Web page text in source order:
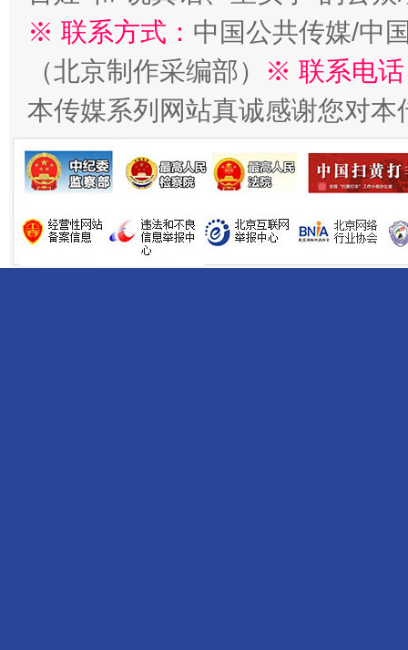
魏明亮
※ 联系方式： 中国公共传媒/中
（北京制作采编部）
※ 联系电
本传媒系列网站真诚感谢您对